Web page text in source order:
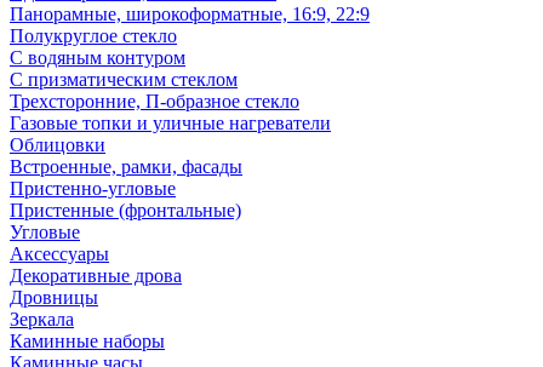
Панорамные, широкоформатные, 16:9, 22:9
Полукруглое стекло
С водяным контуром
С призматическим стеклом
Трехсторонние, П-образное стекло
Газовые топки и уличные нагреватели
Облицовки
Встроенные, рамки, фасады
Пристенно-угловые
Пристенные (фронтальные)
Угловые
Аксессуары
Декоративные дрова
Дровницы
Зеркала
Каминные наборы
Каминные часы